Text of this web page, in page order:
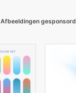
Afbeeldingen gesponsord